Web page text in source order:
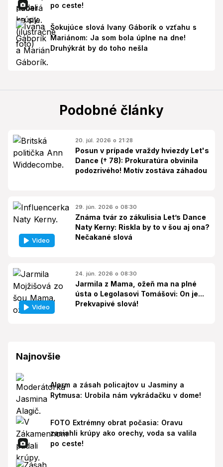
po ceste!
Šokujúce slová Ivany Gáborík o vzťahu s
Mariánom: Ja som bola úplne na dne!
Druhýkrát by do toho nešla
Podobné články
20. júl. 2026 o 21:28
Posun v prípade vraždy hviezdy Let's
Dance († 78): Prokuratúra obvinila
podozrivého! Motív zostáva záhadou
Video
29. jún. 2026 o 08:30
Známa tvár zo zákulisia Let’s Dance
Naty Kerny: Riskla by to v šou aj ona?
Nečakané slová
Video
24. jún. 2026 o 08:30
Jarmila z Mama, ožeň ma na plné
ústa o Legolasovi Tomášovi: On je...
Prekvapivé slová!
Najnovšie
Alarm a zásah policajtov u Jasminy a
Rytmusa: Urobila nám vykrádačku v dome!
FOTO Extrémny obrat počasia: Oravu
zasiahli krúpy ako orechy, voda sa valila
po ceste!